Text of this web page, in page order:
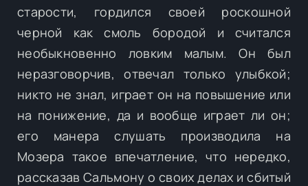
старости, гордился своей роскошной
черной как смоль бородой и считался
необыкновенно ловким малым. Он был
неразговорчив, отвечал только улыбкой;
никто не знал, играет он на повышение или
на понижение, да и вообще играет ли он;
его манера слушать производила на
Мозера такое впечатление, что нередко,
рассказав Сальмону о своих делах и сбитый